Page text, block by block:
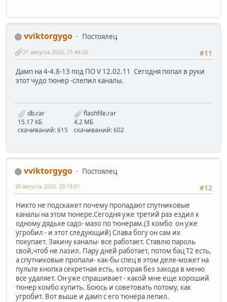
vviktorgygo
Постоялец
#11
21 августа 2020, 21:44:26
Дамп на 4-4.8-13 под ПО V 12.02.11 Сегодня попал в руки
этот чудо тюнер -слепил каналы.
db.rar
15.17 КБ
скачиваний: 615
flashfile.rar
4.2 МБ
скачиваний: 602
vviktorgygo
Постоялец
#12
30 августа 2020, 20:18:01
Никто не подскажет почему пропадают спутниковые
каналы на этом тюнере.Сегодня уже третий раз ездил к
одному дядьке садо- мазо по тюнерам.(3 комбо он уже
угробил - и этот следующий) Слава богу он сам их
покупает. Закину каналы- все работает. Ставлю пароль
свой,чтоб не лазил. Пару дней работает, потом бац Т2 есть,
а спутниковые пропали- как-бы спец в этом деле-может на
пульте кнопка секретная есть, которая без захода в меню
все удаляет. Он уже спрашивает - какой мне еще хороший
тюнер комбо купить. Боюсь и советовать потому, как
угробит. Вот выше и дамп с его тюнера лепил.